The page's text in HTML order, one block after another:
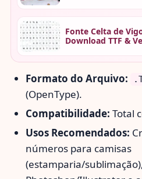
Fonte Celta de
Download TTF &
Formato do Arquivo:
(OpenType).
Compatibilidade: Total
Usos Recomendados:
números para camisas
(estamparia/